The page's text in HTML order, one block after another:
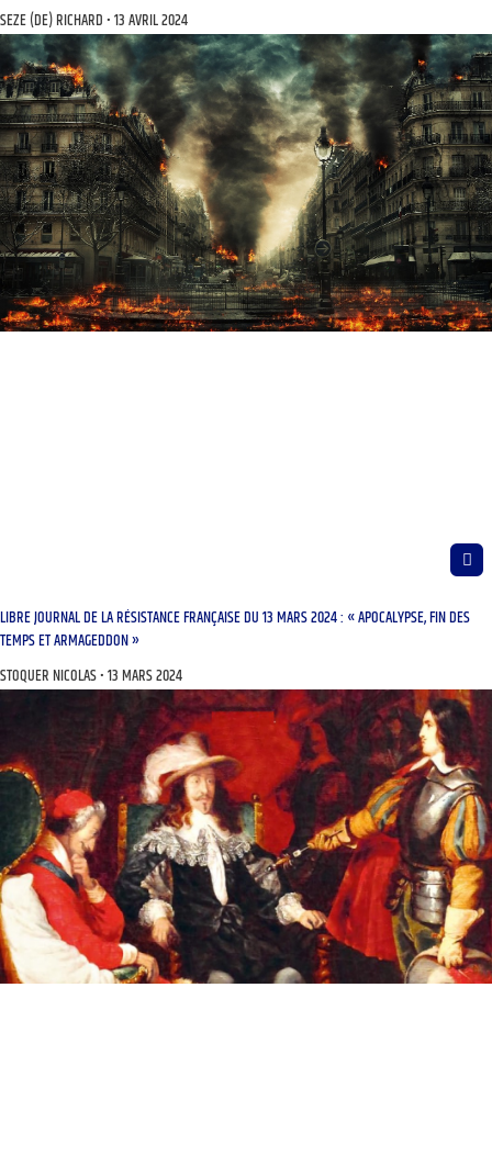
SEZE (DE) RICHARD 13 AVRIL 2024
LIBRE JOURNAL DE LA RÉSISTANCE FRANÇAISE DU 13 MARS 2024 : « APOCALYPSE, FIN DES
TEMPS ET ARMAGEDDON »
STOQUER NICOLAS 13 MARS 2024